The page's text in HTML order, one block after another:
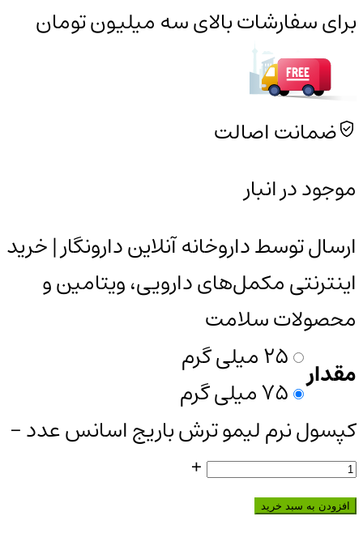
برای سفارشات بالای سه میلیون تومان
ضمانت اصالت
موجود در انبار
ارسال توسط داروخانه آنلاین دارونگار | خرید
اینترنتی مکمل‌های دارویی، ویتامین و
محصولات سلامت
مقدار 25 میلی گرم
75 میلی گرم
کپسول نرم لیمو ترش باریج اسانس عدد-
+
افزودن به سبد خرید